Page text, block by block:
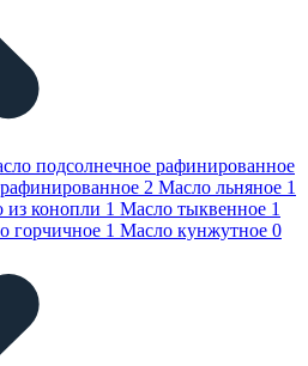
подсолнечное рафинированное
2 Масло льняное 1
из конопли 1 Масло тыквенное 1
горчичное 1 Масло кунжутное 0